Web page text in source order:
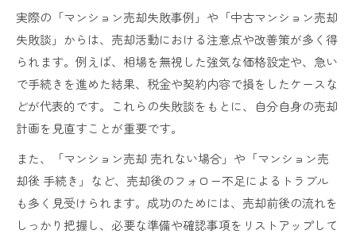
実際の「マンション売却失敗事例」や「中古マンション売却
失敗談」からは、売却活動における注意点や改善策が多く得
られます。例えば、相場を無視した強気な価格設定や、急い
で手続きを進めた結果、税金や契約内容で損をしたケースな
どが代表的です。これらの失敗談をもとに、自分自身の売却
計画を見直すことが重要です。
また、「マンション売却 売れない場合」や「マンション売
却後 手続き」など、売却後のフォロー不足によるトラブル
も多く見受けられます。成功のためには、売却前後の流れを
しっかり把握し、必要な準備や確認事項をリストアップして